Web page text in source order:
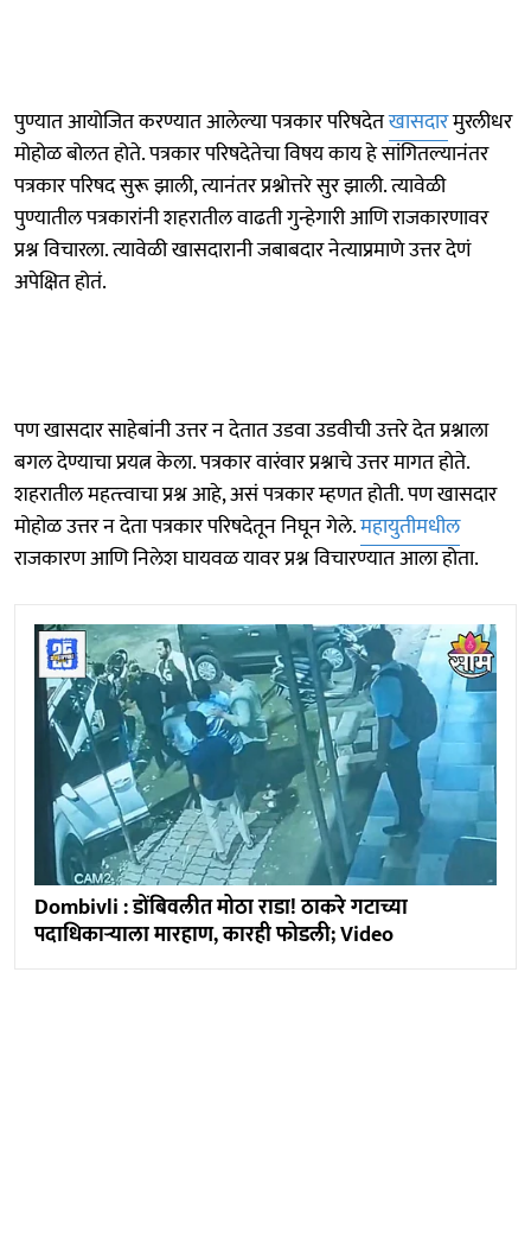
पुण्यात आयोजित करण्यात आलेल्या पत्रकार परिषदेतखासदारमुरलीधर
मोहोळ बोलत होते. पत्रकार परिषदेतेचा विषय काय हे सांगितल्यानंतर
पत्रकार परिषद सुरू झाली, त्यानंतर प्रश्नोत्तरे सुर झाली. त्यावेळी
पुण्यातील पत्रकारांनी शहरातील वाढती गुन्हेगारी आणि राजकारणावर
प्रश्न विचारला. त्यावेळी खासदारानी जबाबदार नेत्याप्रमाणे उत्तर देणं
अपेक्षित होतं.
पण खासदार साहेबांनी उत्तर न देतात उडवा उडवीची उत्तरे देत प्रश्नाला
बगल देण्याचा प्रयत्न केला. पत्रकार वारंवार प्रश्नाचे उत्तर मागत होते.
शहरातील महत्त्त्वाचा प्रश्न आहे, असं पत्रकार म्हणत होती. पण खासदार
मोहोळ उत्तर न देता पत्रकार परिषदेतून निघून गेले.महायुतीमधील
राजकारण आणि निलेश घायवळ यावर प्रश्न विचारण्यात आला होता.
Dombivli : डोंबिवलीत मोठा राडा! ठाकरे गटाच्या
पदाधिकाऱ्याला मारहाण, कारही फोडली; Video